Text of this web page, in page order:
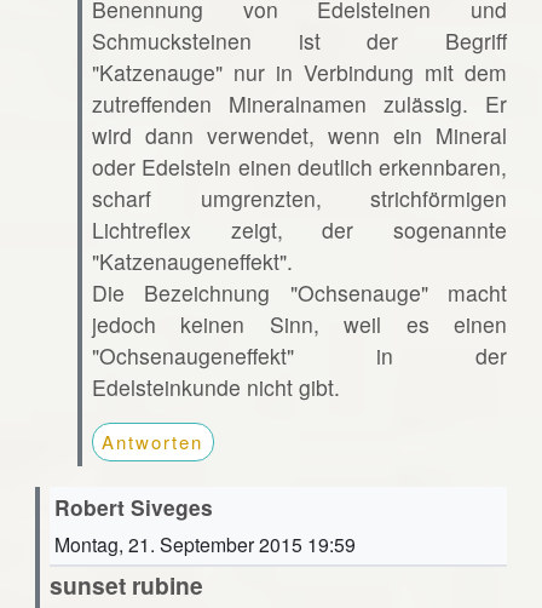
Benennung von Edelsteinen und
Schmucksteinen ist der Begriff
"Katzenauge" nur in Verbindung mit dem
zutreffenden Mineralnamen zulässig. Er
wird dann verwendet, wenn ein Mineral
oder Edelstein einen deutlich erkennbaren,
scharf umgrenzten, strichförmigen
Lichtreflex zeigt, der sogenannte
"Katzenaugeneffekt".
Die Bezeichnung "Ochsenauge" macht
jedoch keinen Sinn, weil es einen
"Ochsenaugeneffekt" in der
Edelsteinkunde nicht gibt.
Antworten
Robert Siveges
Montag, 21. September 2015 19:59
sunset rubine